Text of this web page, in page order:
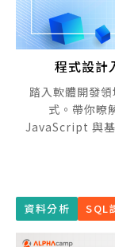
程式設計
踏入軟體開發
式。帶你暸
JavaScript 與基
資料分析 SQL